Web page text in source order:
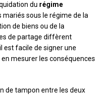
du régime
mariés sous le régime de la
de biens ou de la
de partage diffèrent
est facile de signer une
mesurer les conséquences
de tampon entre les deux